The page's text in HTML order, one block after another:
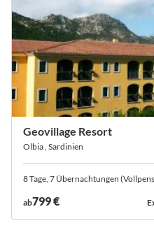
Geovillage Resort
Olbia , Sardinien
8 Tage, 7 Übernachtungen
ab799 €